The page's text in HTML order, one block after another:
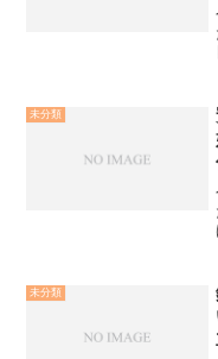
未分類
未分類